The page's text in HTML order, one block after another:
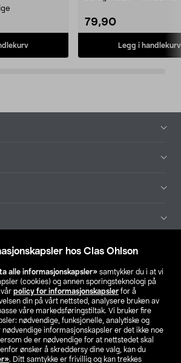
hos Clas Ohlson
alle informasjonskapsler» samtykker du i at vi
(cookies) og annen sporingsteknologi på
policy for informasjonskapsler for å
din på vårt nettsted, analysere bruken av
våre markedsføringstiltak. Vi bruker fire
nødvendige, funksjonelle, analytiske og
informasjonskapsler er det ikke noe
de er nødvendige for at nettstedet skal
ønsker å skreddersy dine valg, kan du
. Ditt samtykke er frivillig og kan trekkes
79,90
Legg i handlekurv
Finn din butikk
SE NO FI